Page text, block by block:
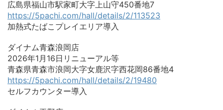
広島県福山市駅家町大字上山守450番地7
https://5pachi.com/hall/details/2/113523
加熱式たばこプレイエリア導入
ダイナム青森浪岡店
2026年1月16日リニューアル等
青森県青森市浪岡大字女鹿沢字西花岡86番地4
https://5pachi.com/hall/details/2/19480
セルフカウンター導入